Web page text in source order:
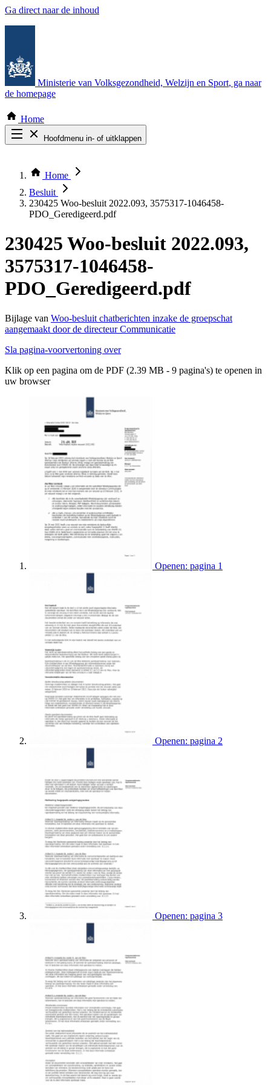
Ga direct naar de inhoud
Ministerie van Volksgezondheid, Welzijn en Sport, ga naar
de homepage
Home
Hoofdmenu in- of uitklappen
Thema COVID-19
Bekijk per bestuursorgaan
Home
Besluit
230425 Woo-besluit 2022.093, 3575317-1046458-
PDO_Geredigeerd.pdf
230425 Woo-besluit 2022.093,
3575317-1046458-
PDO_Geredigeerd.pdf
Bijlage van Woo-besluit chatberichten inzake de groepschat
aangemaakt door de directeur Communicatie
Sla pagina-voorvertoning over
Klik op een pagina om de PDF (2.39 MB - 9 pagina's) te openen in
uw browser
Openen: pagina 1
Openen: pagina 2
Openen: pagina 3